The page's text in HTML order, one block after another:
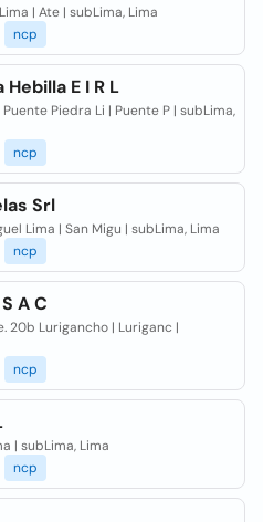
| Ate | subLima, Lima
ncp
E I R L
Piedra Li | Puente P | subLima,
ncp
Srl
Lima | San Migu | subLima, Lima
ncp
A C
20b Lurigancho | Luriganc |
ncp
| subLima, Lima
ncp